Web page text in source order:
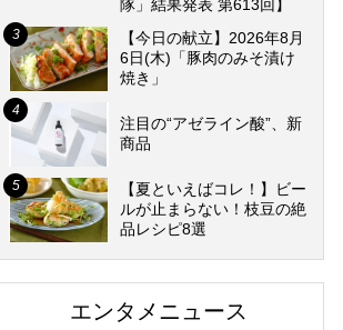
隊」結果発表 第613回】
【今日の献立】2026年8月
6日(木)「豚肉のみそ漬け
焼き」
注目の“アゼライン酸”、新
商品
【夏といえばコレ！】ビー
ルが止まらない！枝豆の絶
品レシピ8選
エンタメニュース